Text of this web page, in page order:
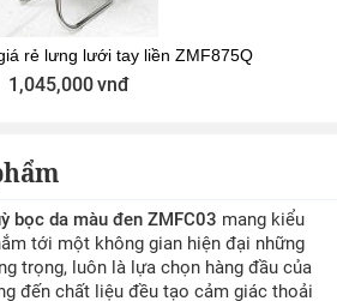
rẻ lưng lưới tay liền ZMF875Q
1,045,000vnđ
bọc da màu đen ZMFC03 mang kiểu
tới một không gian hiện đại những
trọng, luôn là lựa chọn hàng đầu của
đến chất liệu đều tạo cảm giác thoải